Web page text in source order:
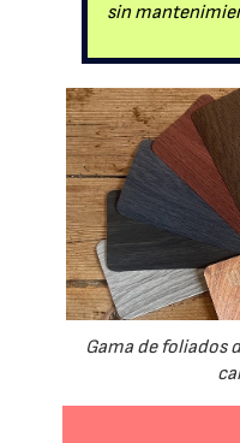
sin
Gama de foliados